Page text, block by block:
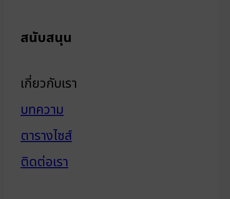
สนับสนุน
เกี่ยวกับเรา
บทความ
ตารางไซส์
ติดต่อเรา